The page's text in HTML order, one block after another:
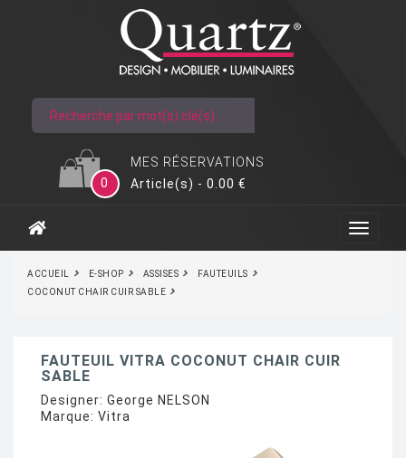
MES RÉSERVATIONS
0
Article(s) - 0.00 €
ACCUEIL E-SHOP ASSISES
FAUTEUILS
COCONUT CHAIR CUIR SABLE
FAUTEUIL VITRA COCONUT CHAIR CUIR
SABLE
Designer: George NELSON
Marque: Vitra